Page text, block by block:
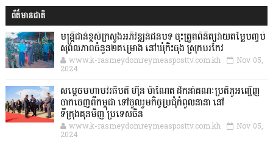
ព័ត៌មានជាតិ
មន្ត្រីជាន់ខ្ពស់ក្រសួងអភិវឌ្ឍន៍ជនបទ ចុះត្រួតពិនិត្យវាយតម្លៃបញ្ចប់
សុពលភាពចំនួន២គម្រោង នៅឃុំកិះចុង ស្រុកបរកែវ
www.k-rasmeydomreymeasposttv.com.kh Nov 05,
2024
សម្តេចមហាបវរធិបតី ហ៊ុន ម៉ាណែត ដឹកនាំគណៈប្រតិភូអញ្ជើញ
ចាកចេញពីកម្ពុជា ទៅចូលរួមកិច្ចប្រជុំកំពូលនានា នៅ
ទីក្រុងគុនមិញ ប្រទេសចិន
www.k-rasmeydomreymeasposttv.com.kh Nov 05,
2024